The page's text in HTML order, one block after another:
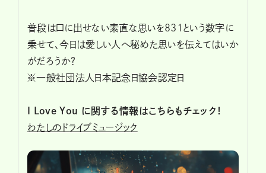
普段は口に出せない素直な思いを831という数字に
乗せて、今日は愛しい人へ秘めた思いを伝えてはいか
がだろうか？
※一般社団法人日本記念日協会認定日
I Love You に関する情報はこちらもチェック！
わたしのドライブミュージック